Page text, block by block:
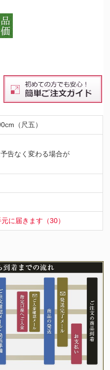
（尺五）
告なく変わる場合が
に届きます（30）